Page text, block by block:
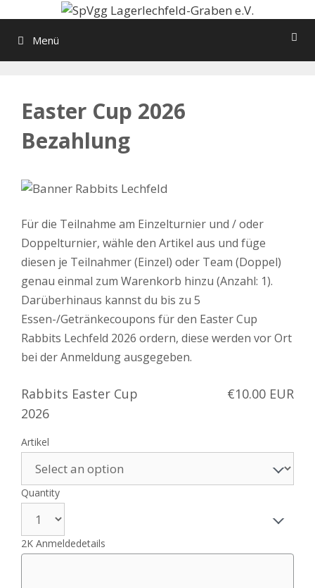
springen
Menü
Easter Cup 2026
Bezahlung
Für die Teilnahme am Einzelturnier und / oder
Doppelturnier, wähle den Artikel aus und füge
diesen je Teilnahmer (Einzel) oder Team (Doppel)
genau einmal zum Warenkorb hinzu (Anzahl: 1).
Darüberhinaus kannst du bis zu 5
Essen-/Getränkecoupons für den Easter Cup
Rabbits Lechfeld 2026 ordern, diese werden vor Ort
bei der Anmeldung ausgegeben.
Rabbits Easter Cup
2026
€10.00 EUR
Artikel
Quantity
2K Anmeldedetails